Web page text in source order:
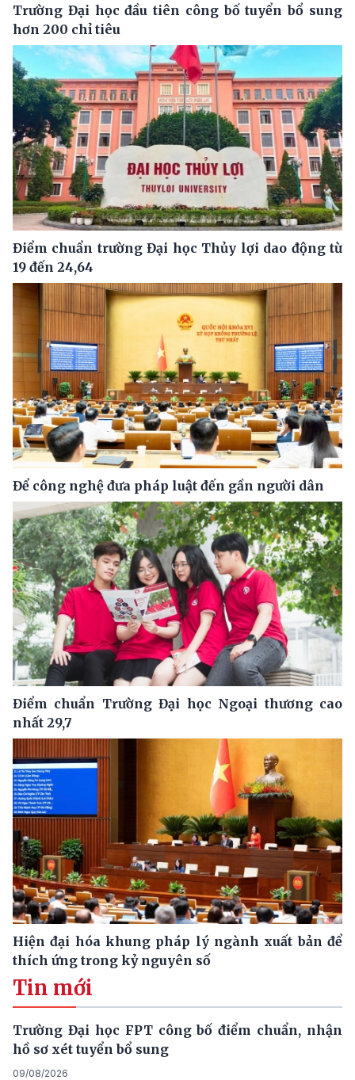
Trường Đại học đầu tiên công bố tuyển bổ sung
hơn 200 chỉ tiêu
Điểm chuẩn trường Đại học Thủy lợi dao động từ
19 đến 24,64
Để công nghệ đưa pháp luật đến gần người dân
Điểm chuẩn Trường Đại học Ngoại thương cao
nhất 29,7
Hiện đại hóa khung pháp lý ngành xuất bản để
thích ứng trong kỷ nguyên số
Tin mới
Trường Đại học FPT công bố điểm chuẩn, nhận
hồ sơ xét tuyển bổ sung
09/08/2026